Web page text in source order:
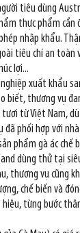
tiêu dùng
thực phẩm cần
nhập khẩu.
tiêu chí an toàn
lợi...
xuất khẩu
biết, thương vụ
từ Việt Nam,
đã phối hợp với
phẩm gà ác chế
dùng thử tại
thương vụ cũng
chế biến và
từng bước